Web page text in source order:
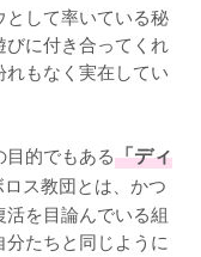
して率いている秘
に付き合ってくれ
もなく実在してい
的でもある「ディ
ス教団とは、かつ
を目論んでいる組
たちと同じように